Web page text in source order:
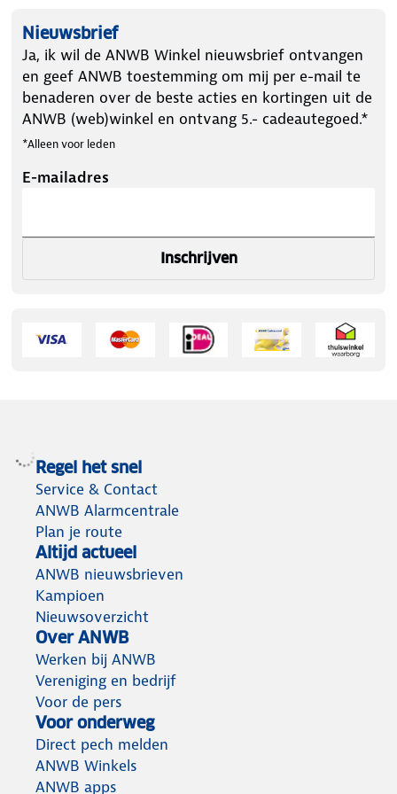
Nieuwsbrief
Ja, ik wil de ANWB Winkel nieuwsbrief ontvangen
en geef ANWB toestemming om mij per e-mail te
benaderen over de beste acties en kortingen uit de
ANWB (web)winkel en ontvang 5.- cadeautegoed.*
*Alleen voor leden
E-mailadres
Inschrijven
Regel het snel
Service & Contact
ANWB Alarmcentrale
Plan je route
Altijd actueel
ANWB nieuwsbrieven
Kampioen
Nieuwsoverzicht
Over ANWB
Werken bij ANWB
Vereniging en bedrijf
Voor de pers
Voor onderweg
Direct pech melden
ANWB Winkels
ANWB apps